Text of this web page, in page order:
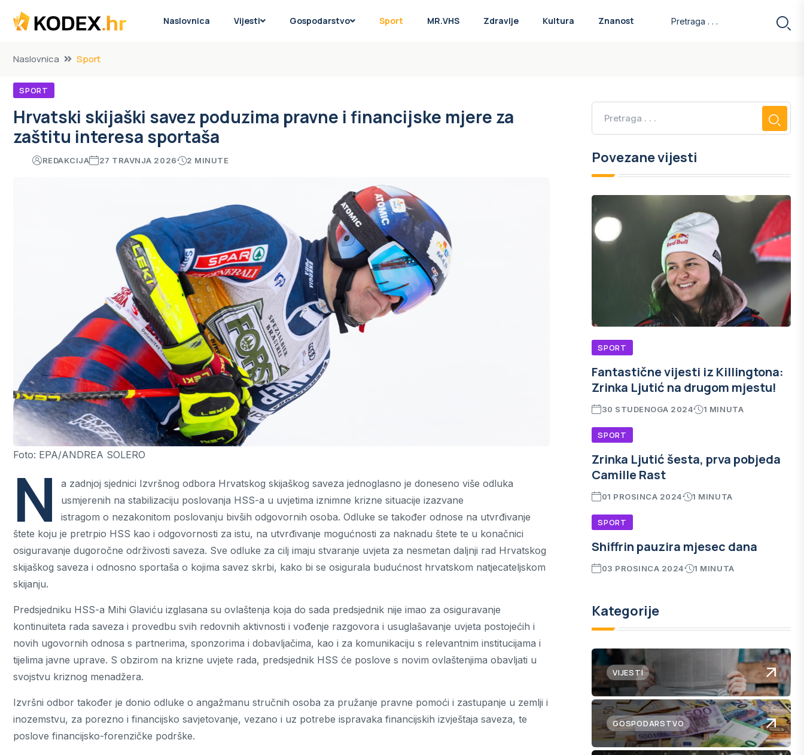
Naslovnica Vijesti Gospodarstvo Sport MR.VHS Zdravlje Kultura Znanost
Naslovnica Sport
SPORT
Hrvatski skijaški savez poduzima pravne i financijske mjere za
zaštitu interesa sportaša
REDAKCIJA 27 TRAVNJA 2026 2 MINUTE
Foto: EPA/ANDREA SOLERO
N
a zadnjoj sjednici Izvršnog odbora Hrvatskog skijaškog saveza jednoglasno je doneseno više odluka
usmjerenih na stabilizaciju poslovanja HSS-a u uvjetima iznimne krizne situacije izazvane
istragom o nezakonitom poslovanju bivših odgovornih osoba. Odluke se također odnose na utvrđivanje
štete koju je pretrpio HSS kao i odgovornosti za istu, na utvrđivanje mogućnosti za naknadu štete te u konačnici
osiguravanje dugoročne održivosti saveza. Sve odluke za cilj imaju stvaranje uvjeta za nesmetan daljnji rad Hrvatskog
skijaškog saveza i odnosno sportaša o kojima savez skrbi, kako bi se osigurala budućnost hrvatskom natjecateljskom
skijanju.
Predsjedniku HSS-a Mihi Glaviću izglasana su ovlaštenja koja do sada predsjednik nije imao za osiguravanje
kontinuiteta rada saveza i provedbu svih redovnih aktivnosti i vođenje razgovora i usuglašavanje uvjeta postojećih i
novih ugovornih odnosa s partnerima, sponzorima i dobavljačima, kao i za komunikaciju s relevantnim institucijama i
tijelima javne uprave. S obzirom na krizne uvjete rada, predsjednik HSS će poslove s novim ovlaštenjima obavljati u
svojstvu kriznog menadžera.
Izvršni odbor također je donio odluke o angažmanu stručnih osoba za pružanje pravne pomoći i zastupanje u zemlji i
inozemstvu, za porezno i financijsko savjetovanje, vezano i uz potrebe ispravaka financijskih izvještaja saveza, te
poslove financijsko-forenzičke podrške.
Povezane vijesti
SPORT
Fantastične vijesti iz Killingtona:
Zrinka Ljutić na drugom mjestu!
30 STUDENOGA 2024 1 MINUTA
SPORT
Zrinka Ljutić šesta, prva pobjeda
Camille Rast
01 PROSINCA 2024 1 MINUTA
SPORT
Shiffrin pauzira mjesec dana
03 PROSINCA 2024 1 MINUTA
Kategorije
VIJESTI
GOSPODARSTVO